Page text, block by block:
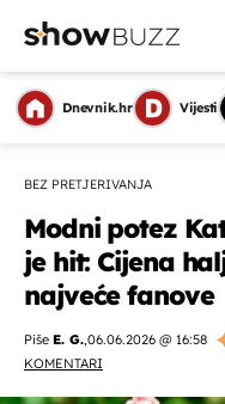
Dnevnik.hr Vijesti
BEZ PRETJERIVANJA
Modni potez
je hit: Cijena
najveće fanove
Piše E. G.,06.06.2026 @ 16:58
KOMENTARI